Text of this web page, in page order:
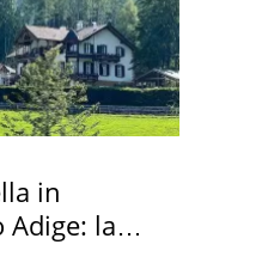
in
Adige: la